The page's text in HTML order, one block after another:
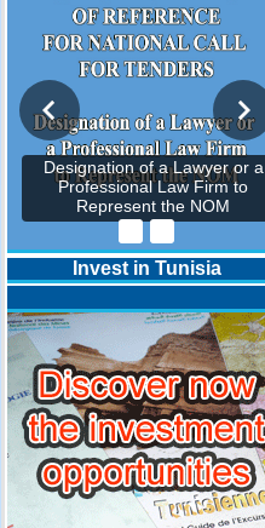
Designation of a Lawyer or a
Professional Law Firm to
Represent the NOM
Invest in Tunisia